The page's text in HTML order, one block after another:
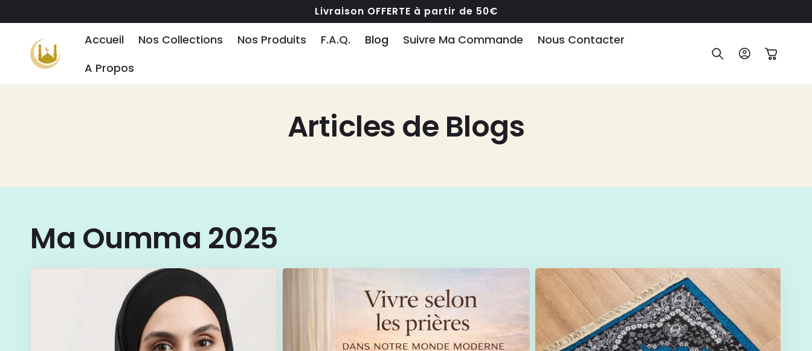
Livraison OFFERTE à partir de 50€
Accueil Nos Collections Nos Produits F.A.Q. Blog Suivre Ma Commande
Nous Contacter
A Propos
ConnexionPanier
Articles de Blogs
Ma Oumma 2025